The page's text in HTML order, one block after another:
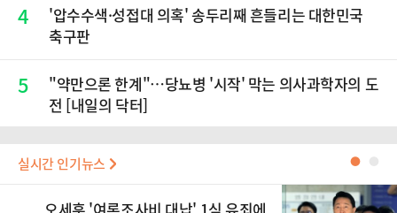
4
'압수수색·성접대 의혹' 송두리째 흔들리는 대한민국
축구판
5
"약만으론 한계"…당뇨병 '시작' 막는 의사과학자의 도
전 [내일의 닥터]
실시간 인기뉴스 ●